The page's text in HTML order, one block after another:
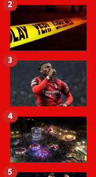
2
3
4
5